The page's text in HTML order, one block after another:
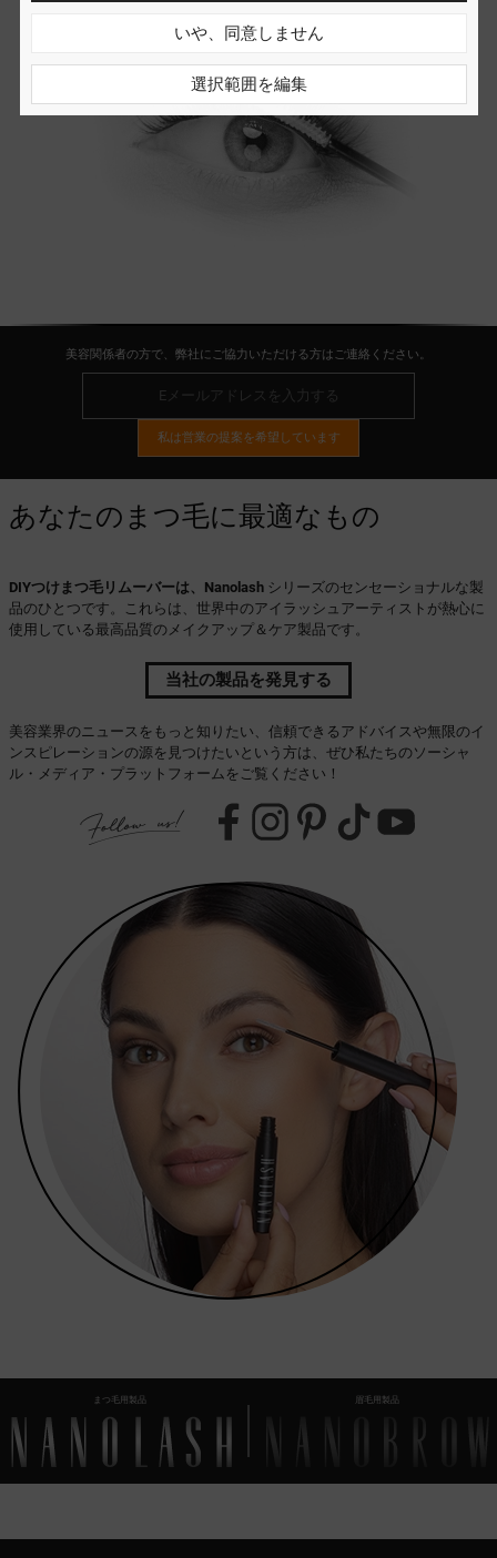
美容関係者の方で、弊社にご協力いただける方はご連絡ください。
私は営業の提案を希望しています
あなたのまつ毛に最適なもの
DIYつけまつ毛リムーバーは、Nanolashシリーズのセンセーショナルな製
品のひとつです。これらは、世界中のアイラッシュアーティストが熱心に
使用している最高品質のメイクアップ＆ケア製品です。
当社の製品を発見する
美容業界のニュースをもっと知りたい、信頼できるアドバイスや無限のイ
ンスピレーションの源を見つけたいという方は、ぜひ私たちのソーシャ
ル・メディア・プラットフォームをご覧ください！
まつ毛用製品 眉毛用製品
いや、同意しません
選択範囲を編集